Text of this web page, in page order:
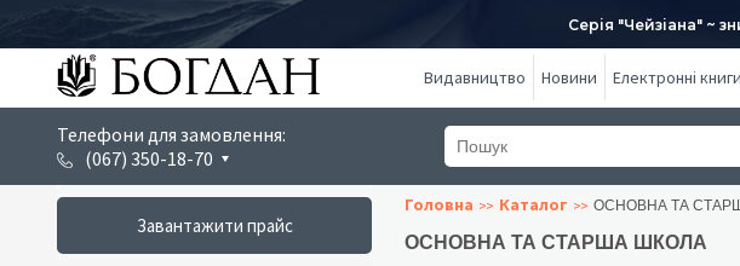
Серія "Чейзіана" ~
Видавництво Новини Електронні книги
Телефони для замовлення:
(067) 350-18-70
Завантажити прайс
Головна Каталог ОСНОВНА ТА
ОСНОВНА ТА СТАРША ШКОЛА